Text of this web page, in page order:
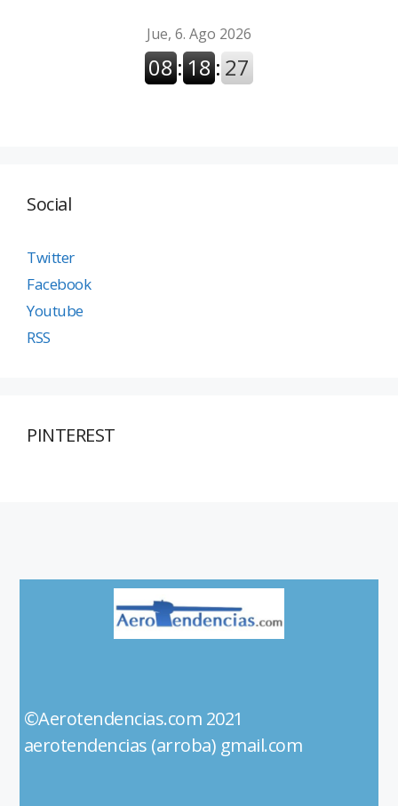
Social
Twitter
Facebook
Youtube
RSS
PINTEREST
©Aerotendencias.com 2021
aerotendencias (arroba) gmail.com